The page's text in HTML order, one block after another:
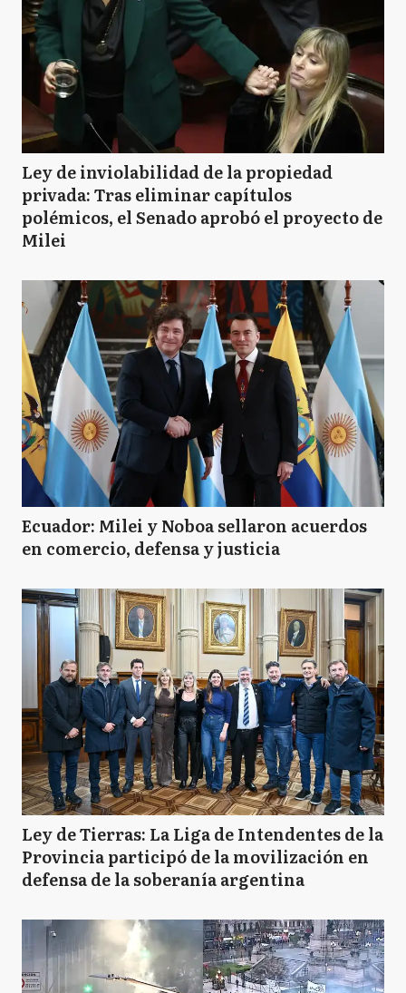
Ley de inviolabilidad de la propiedad
privada: Tras eliminar capítulos
polémicos, el Senado aprobó el proyecto de
Milei
Ecuador: Milei y Noboa sellaron acuerdos
en comercio, defensa y justicia
Ley de Tierras: La Liga de Intendentes de la
Provincia participó de la movilización en
defensa de la soberanía argentina